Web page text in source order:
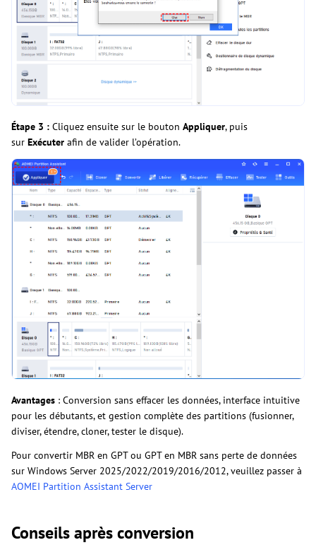
Étape 3 : Cliquez ensuite sur le bouton Appliquer, puis
sur Exécuter afin de valider l’opération.
Avantages : Conversion sans effacer les données, interface intuitive
pour les débutants, et gestion complète des partitions (fusionner,
diviser, étendre, cloner, tester le disque).
Pour convertir MBR en GPT ou GPT en MBR sans perte de données
sur Windows Server 2025/2022/2019/2016/2012, veuillez passer à
AOMEI Partition Assistant Server
Conseils après conversion